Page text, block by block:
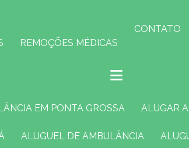
REMOÇÕES MÉDICAS
CONTATO
EM PONTA GROSSA ALUGAR
ALUGUEL DE AMBULÂNCIA